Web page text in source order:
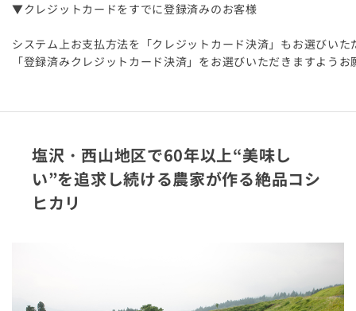
▼クレジットカードをすでに登録済みのお客様
システム上お支払方法を「クレジットカード決済」もお選びいた
「登録済みクレジットカード決済」をお選びいただきますよう
塩沢・西山地区で60年以上“美味し
い”を追求し続ける農家が作る絶品コシ
ヒカリ